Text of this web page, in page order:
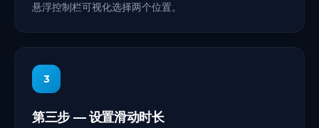
悬浮控制栏可视化选择两个位置。
3
第三步 — 设置滑动时长